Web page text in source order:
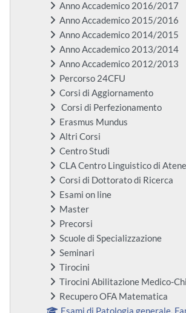
Anno Accademico 2016/2017
Anno Accademico 2015/2016
Anno Accademico 2014/2015
Anno Accademico 2013/2014
Anno Accademico 2012/2013
Percorso 24CFU
Corsi di Aggiornamento
Corsi di Perfezionamento
Erasmus Mundus
Altri Corsi
Centro Studi
CLA Centro Linguistico di
Corsi di Dottorato di Ricerca
Esami on line
Master
Precorsi
Scuole di Specializzazione
Seminari
Tirocini
Tirocini Abilitazione Medico-
Recupero OFA Matematica
Esami di Patologia generale,